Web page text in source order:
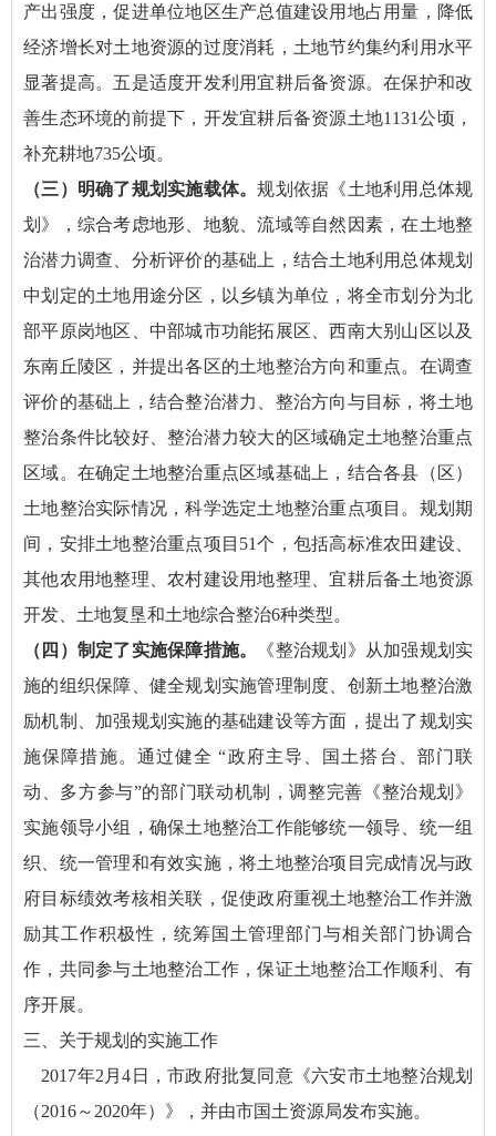
产出强度，促进单位地区生产总值建设用地占用量，降低
经济增长对土地资源的过度消耗，土地节约集约利用水平
显著提高。五是适度开发利用宜耕后备资源。在保护和改
善生态环境的前提下，开发宜耕后备资源土地1131公顷，
补充耕地735公顷。
（三）明确了规划实施载体。规划依据《土地利用总体规
划》，综合考虑地形、地貌、流域等自然因素，在土地整
治潜力调查、分析评价的基础上，结合土地利用总体规划
中划定的土地用途分区，以乡镇为单位，将全市划分为北
部平原岗地区、中部城市功能拓展区、西南大别山区以及
东南丘陵区，并提出各区的土地整治方向和重点。在调查
评价的基础上，结合整治潜力、整治方向与目标，将土地
整治条件比较好、整治潜力较大的区域确定土地整治重点
区域。在确定土地整治重点区域基础上，结合各县（区）
土地整治实际情况，科学选定土地整治重点项目。规划期
间，安排土地整治重点项目51个，包括高标准农田建设、
其他农用地整理、农村建设用地整理、宜耕后备土地资源
开发、土地复垦和土地综合整治6种类型。
（四）制定了实施保障措施。
《整治规划》从加强规划实
施的组织保障、健全规划实施管理制度、创新土地整治激
励机制、加强规划实施的基础建设等方面，提出了规划实
施保障措施。通过健全 “政府主导、国土搭台、部门联
动、多方参与”的部门联动机制，调整完善《整治规划》
实施领导小组，确保土地整治工作能够统一领导、统一组
织、统一管理和有效实施，将土地整治项目完成情况与政
府目标绩效考核相关联，促使政府重视土地整治工作并激
励其工作积极性，统筹国土管理部门与相关部门协调合
作，共同参与土地整治工作，保证土地整治工作顺利、有
序开展。
三、关于规划的实施工作
2017年2月4日，市政府批复同意《六安市土地整治规划
（2016～2020年）》，并由市国土资源局发布实施。